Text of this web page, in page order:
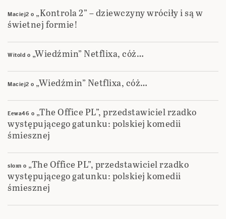
Maciej2 o „Kontrola 2” – dziewczyny wróciły i są w
świetnej formie!
Witold o „Wiedźmin” Netflixa, cóż…
Maciej2 o „Wiedźmin” Netflixa, cóż…
Eewa46 o „The Office PL”, przedstawiciel rzadko
występującego gatunku: polskiej komedii
śmiesznej
sloxn o „The Office PL”, przedstawiciel rzadko
występującego gatunku: polskiej komedii
śmiesznej